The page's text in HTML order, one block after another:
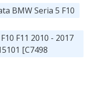
BMW Seria 5 F10
F11 2010 - 2017
[C7498